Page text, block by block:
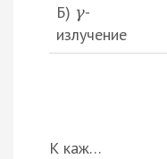
Б) γ-
излучение
К каж…